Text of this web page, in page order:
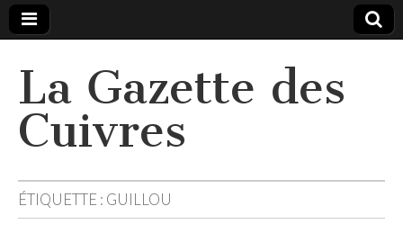
La Gazette des
Cuivres
ÉTIQUETTE : GUILLOU